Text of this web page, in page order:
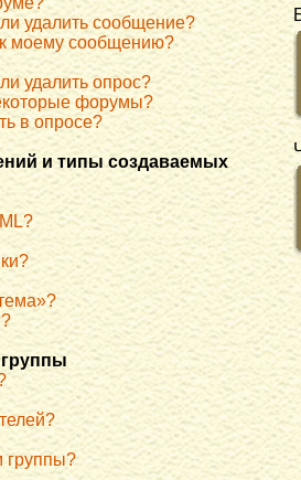
удалить сообщение?
к моему сообщению?
удалить опрос?
форумы?
в опросе?
и типы создаваемых
группы?